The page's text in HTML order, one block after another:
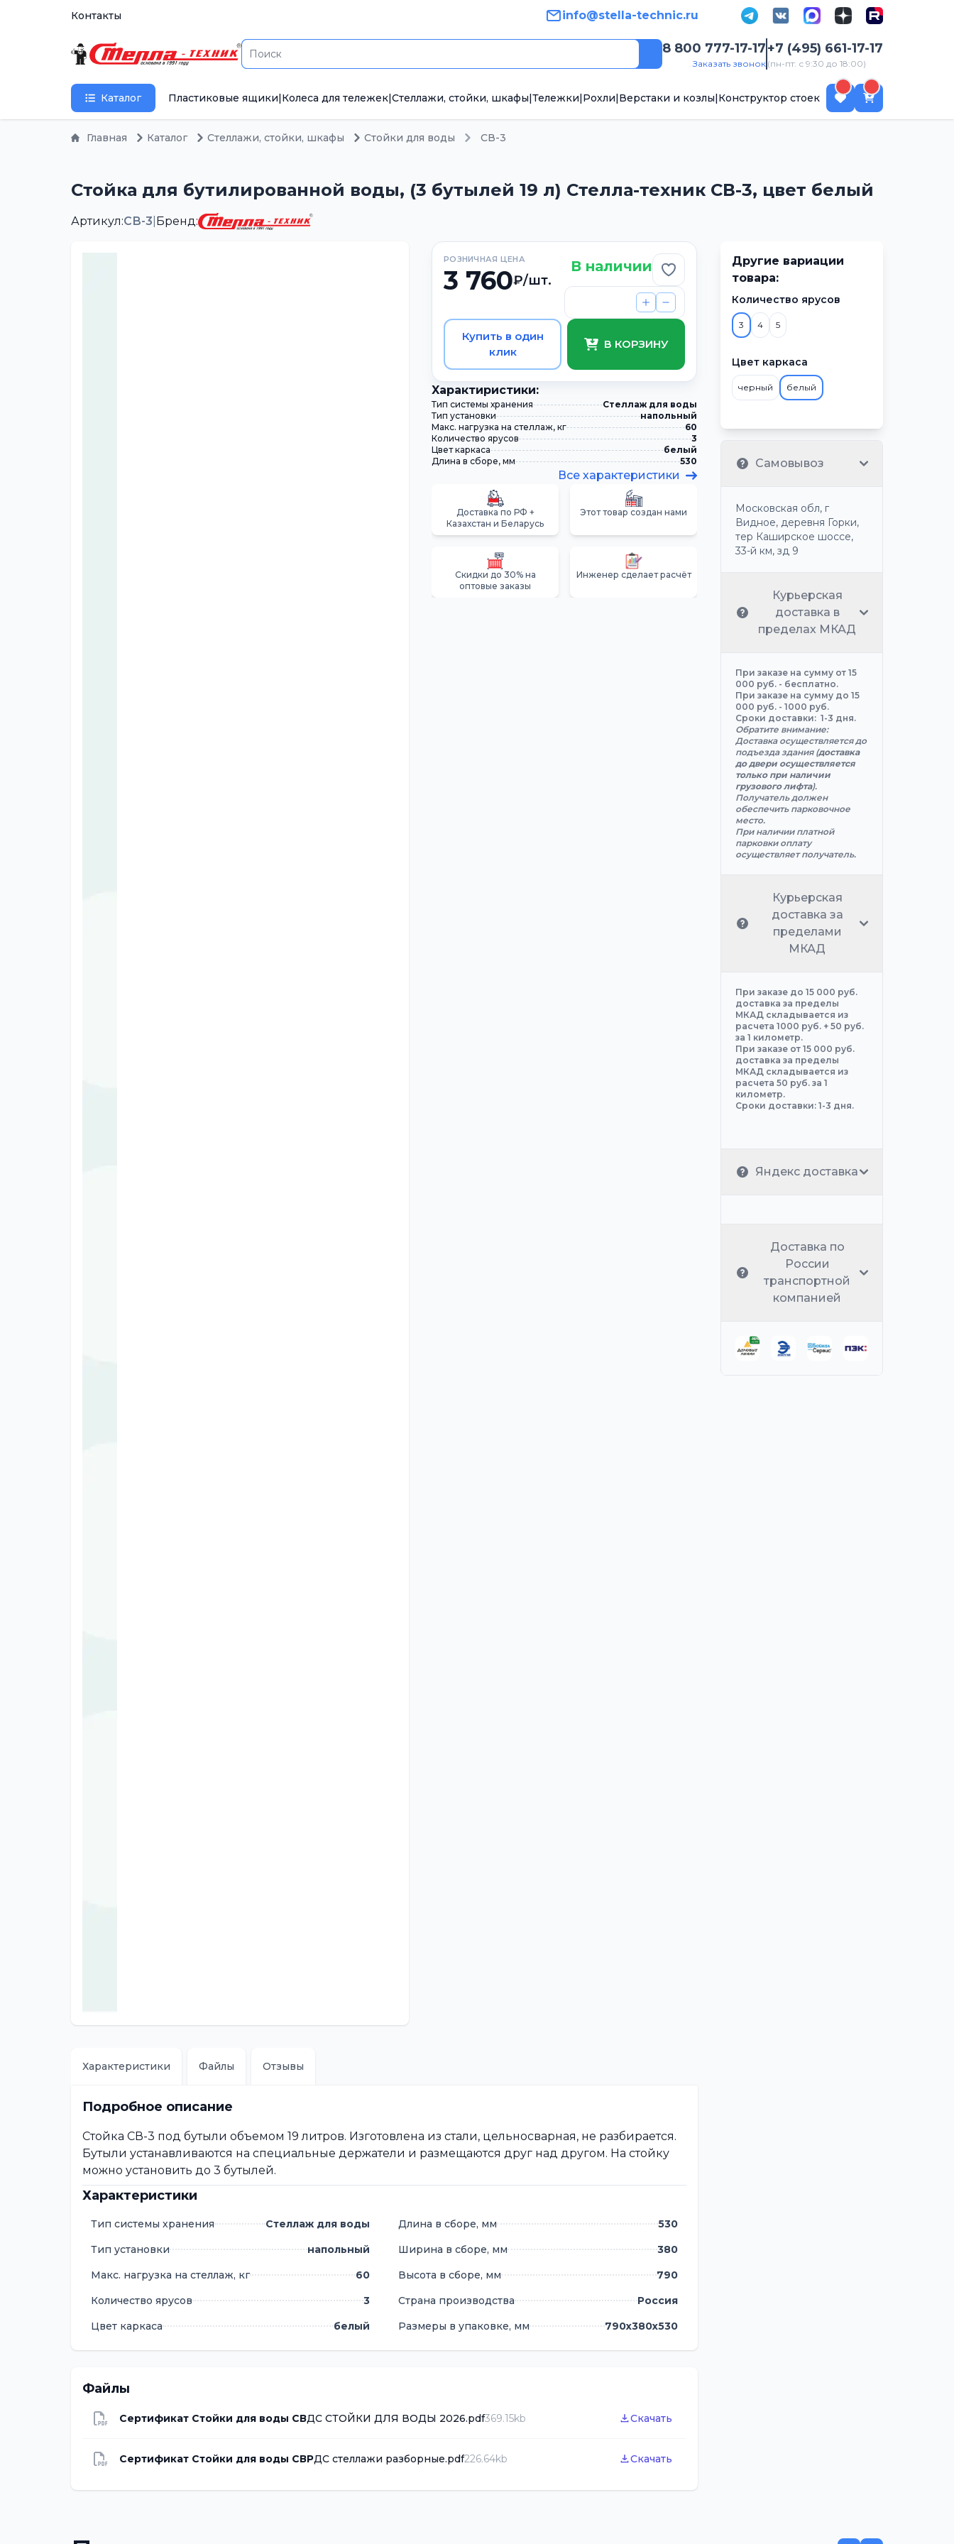
Контакты info@stella-technic.ru
8 800 777-17-17
Заказать звонок
+7 (495) 661-17-17
(пн-пт: с 9:30 до 18:00)
Каталог Пластиковые ящики|Колеса для тележек|Стеллажи, стойки, шкафы|Тележки|Рохли|Верстаки и козлы|Конструктор стоек
Главная Каталог Стеллажи, стойки, шкафы Стойки для воды СВ-3
Стойка для бутилированной воды, (3 бутылей 19 л) Стелла-техник СВ-3, цвет белый
Артикул:СВ-3 Бренд:
РОЗНИЧНАЯ ЦЕНА
3 760₽/шт.
В наличии Добавить в избранное
Купить в один
клик
В КОРЗИНУ
Xарактиристики:
Тип системы хранения
Стеллаж для воды
Тип установки
напольный
Макс. нагрузка на стеллаж, кг
60
Количество ярусов
3
Цвет каркаса
белый
Длина в сборе, мм
530
Все характеристики
Доставка по РФ +
Казахстан и Беларусь
Этот товар создан нами
Скидки до 30% на
оптовые заказы
Инженер сделает расчёт
Характеристики Файлы Отзывы
Подробное описание
Стойка СВ-3 под бутыли объемом 19 литров. Изготовлена из стали, цельносварная, не разбирается.
Бутыли устанавливаются на специальные держатели и размещаются друг над другом. На стойку
можно установить до 3 бутылей.
Характеристики
Тип системы хранения
Стеллаж для воды
Тип установки
напольный
Макс. нагрузка на стеллаж, кг
60
Количество ярусов
3
Цвет каркаса
белый
Длина в сборе, мм
530
Ширина в сборе, мм
380
Высота в сборе, мм
790
Страна производства
Россия
Размеры в упаковке, мм
790х380х530
Файлы
Сертификат Стойки для воды СВДС СТОЙКИ ДЛЯ ВОДЫ 2026.pdf369.15kb Скачать
Сертификат Стойки для воды СВРДС стеллажи разборные.pdf226.64kb Скачать
Другие вариации
товара:
Количество ярусов
3 4 5
Цвет каркаса
черный белый
Самовывоз
Московская обл, г
Видное, деревня Горки,
тер Каширское шоссе,
33-й км, зд 9
Курьерская
доставка в
пределах МКАД
При заказе на сумму от 15
000 руб. - бесплатно.
При заказе на сумму до 15
000 руб. - 1000 руб.
Сроки доставки: 1-3 дня.
Обратите внимание:
Доставка осуществляется до
подъезда здания (доставка
до двери осуществляется
только при наличии
грузового лифта).
Получатель должен
обеспечить парковочное
место.
При наличии платной
парковки оплату
осуществляет получатель.
Курьерская
доставка за
пределами
МКАД
При заказе до 15 000 руб.
доставка за пределы
МКАД складывается из
расчета 1000 руб. + 50 руб.
за 1 километр.
При заказе от 15 000 руб.
доставка за пределы
МКАД складывается из
расчета 50 руб. за 1
километр.
Сроки доставки: 1-3 дня.
Яндекс доставка
Доставка по
России
транспортной
компанией